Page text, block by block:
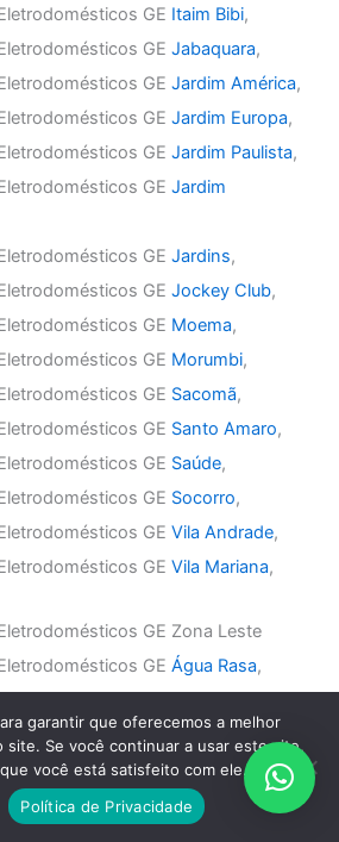
GE Itaim Bibi,
GEJabaquara,
GEJardim América,
GEJardim Europa,
GEJardim Paulista,
GEJardim
GEJardins,
GEJockey Club,
GE Moema,
GE Morumbi,
GE Sacomã,
GE Santo Amaro,
GE Saúde,
GE Socorro,
GEVila Andrade,
GEVila Mariana,
GE Zona Leste
GEÁgua Rasa,
GE
GEBelém,
GEMooca
garantir que oferecemos a melhor
site. Se você continuar a usar este site,
você está satisfeito com ele.
Política de Privacidade